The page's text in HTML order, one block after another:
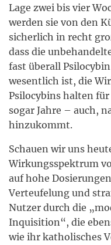
Lage zwei bis vier
werden sie von den
sicherlich in recht
dass die
fast überall
wesentlich ist, die
Psilocybins halten
sogar Jahre – auch,
hinzukommt.
Schauen wir uns
Wirkungsspektrum
auf hohe
Verteufelung und
Nutzer durch die
Inquisition“, die
wie ihr katholisches